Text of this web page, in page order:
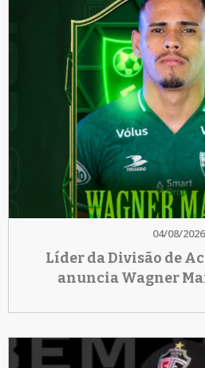
04/08/2026
Líder da Divisão de
anuncia Wagner